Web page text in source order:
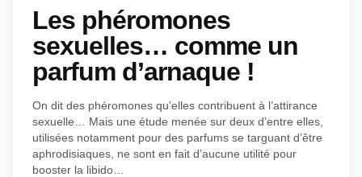
Les phéromones
sexuelles… comme un
parfum d’arnaque !
On dit des phéromones qu’elles contribuent à l’attirance
sexuelle… Mais une étude menée sur deux d’entre elles,
utilisées notamment pour des parfums se targuant d’être
aphrodisiaques, ne sont en fait d’aucune utilité pour
booster la libido…